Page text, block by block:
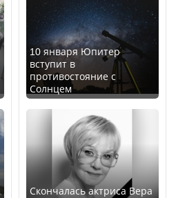
10 января Юпитер
вступит в
противостояние с
Солнцем
Скончалась актриса Вера